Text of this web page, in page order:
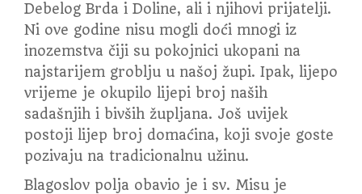
Debelog Brda i Doline, ali i njihovi prijatelji.
Ni ove godine nisu mogli doći mnogi iz
inozemstva čiji su pokojnici ukopani na
najstarijem groblju u našoj župi. Ipak, lijepo
vrijeme je okupilo lijepi broj naših
sadašnjih i bivših župljana. Još uvijek
postoji lijep broj domaćina, koji svoje goste
pozivaju na tradicionalnu užinu.
Blagoslov polja obavio je i sv. Misu je